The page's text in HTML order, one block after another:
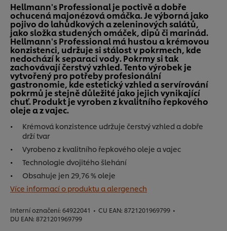
Hellmann's Professional je poctivě a dobře
ochucená majonézová omáčka. Je výborná jako
pojivo do lahůdkových a zeleninových salátů,
jako složka studených omáček, dipů či marinád.
Hellmann's Professional má hustou a krémovou
konzistenci, udržuje si stálost v pokrmech, kde
nedochází k separaci vody. Pokrmy si tak
zachovávají čerstvý vzhled. Tento výrobek je
vytvořený pro potřeby profesionální
gastronomie, kde estetický vzhled a servírování
pokrmů je stejně důležité jako jejich vynikající
chuť. Produkt je vyroben z kvalitního řepkového
oleje a z vajec.
Krémová konzistence udržuje čerstvý vzhled a dobře
drží tvar
Vyrobeno z kvalitního řepkového oleje a vajec
Technologie dvojitého šlehání
Obsahuje jen 29,76 % oleje
Více informací o produktu a alergenech
Interní označení: 64922041 • CU EAN: 8721201969799 •
DU EAN: 8721201969799